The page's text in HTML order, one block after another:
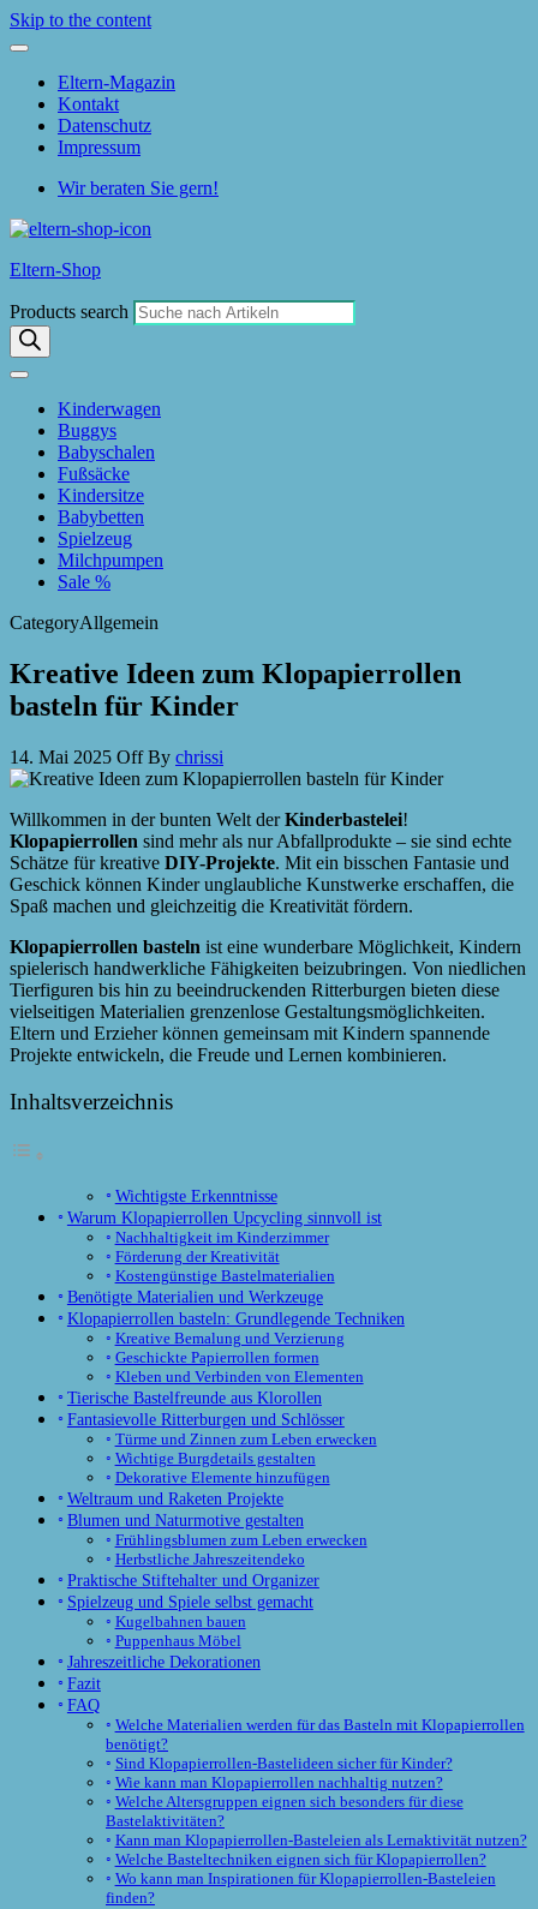
Skip to the content
Eltern-Magazin
Kontakt
Datenschutz
Impressum
Wir beraten Sie gern!
Eltern-Shop
Products search
Kinderwagen
Buggys
Babyschalen
Fußsäcke
Kindersitze
Babybetten
Spielzeug
Milchpumpen
Sale %
CategoryAllgemein
Kreative Ideen zum Klopapierrollen
basteln für Kinder
14. Mai 2025 OffBy chrissi
Willkommen in der bunten Welt derKinderbastelei!
Klopapierrollen sind mehr als nur Abfallprodukte – sie sind echte
Schätze für kreative DIY-Projekte. Mit ein bisschen Fantasie und
Geschick können Kinder unglaubliche Kunstwerke erschaffen, die
Spaß machen und gleichzeitig die Kreativität fördern.
Klopapierrollen basteln ist eine wunderbare Möglichkeit, Kindern
spielerisch handwerkliche Fähigkeiten beizubringen. Von niedlichen
Tierfiguren bis hin zu beeindruckenden Ritterburgen bieten diese
vielseitigen Materialien grenzenlose Gestaltungsmöglichkeiten.
Eltern und Erzieher können gemeinsam mit Kindern spannende
Projekte entwickeln, die Freude und Lernen kombinieren.
Inhaltsverzeichnis
Wichtigste Erkenntnisse
Warum Klopapierrollen Upcycling sinnvoll ist
Nachhaltigkeit im Kinderzimmer
Förderung der Kreativität
Kostengünstige Bastelmaterialien
Benötigte Materialien und Werkzeuge
Klopapierrollen basteln: Grundlegende Techniken
Kreative Bemalung und Verzierung
Geschickte Papierrollen formen
Kleben und Verbinden von Elementen
Tierische Bastelfreunde aus Klorollen
Fantasievolle Ritterburgen und Schlösser
Türme und Zinnen zum Leben erwecken
Wichtige Burgdetails gestalten
Dekorative Elemente hinzufügen
Weltraum und Raketen Projekte
Blumen und Naturmotive gestalten
Frühlingsblumen zum Leben erwecken
Herbstliche Jahreszeitendeko
Praktische Stiftehalter und Organizer
Spielzeug und Spiele selbst gemacht
Kugelbahnen bauen
Puppenhaus Möbel
Jahreszeitliche Dekorationen
Fazit
FAQ
Welche Materialien werden für das Basteln mit Klopapierrollen
benötigt?
Sind Klopapierrollen-Bastelideen sicher für Kinder?
Wie kann man Klopapierrollen nachhaltig nutzen?
Welche Altersgruppen eignen sich besonders für diese
Bastelaktivitäten?
Kann man Klopapierrollen-Basteleien als Lernaktivität nutzen?
Welche Basteltechniken eignen sich für Klopapierrollen?
Wo kann man Inspirationen für Klopapierrollen-Basteleien
finden?